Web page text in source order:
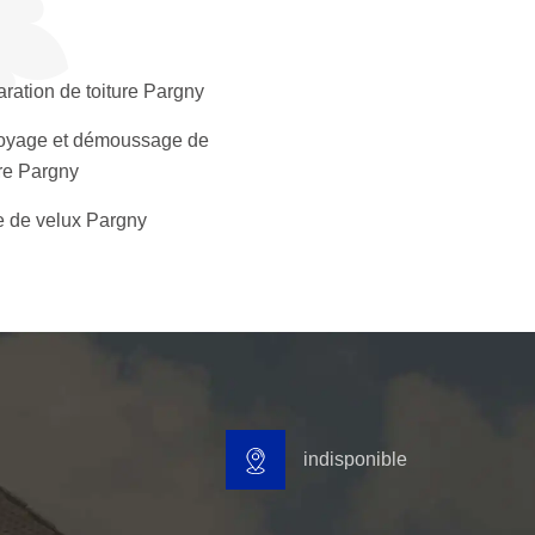
de toiture Pargny
et démoussage de
Pargny
de velux Pargny
indisponible